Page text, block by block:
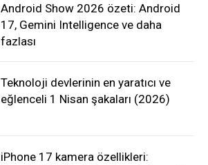
Android Show 2026 özeti: Android
17, Gemini Intelligence ve daha
fazlası
Teknoloji devlerinin en yaratıcı ve
eğlenceli 1 Nisan şakaları (2026)
iPhone 17 kamera özellikleri: